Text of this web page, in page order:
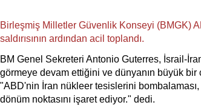
Birleşmiş Milletler Güvenlik Konseyi (BMGK)
saldırısının ardından acil toplandı.
BM Genel Sekreteri Antonio Guterres, İsrail-
görmeye devam ettiğini ve dünyanın büyük
"ABD'nin İran nükleer tesislerini
dönüm noktasını işaret ediyor." dedi.